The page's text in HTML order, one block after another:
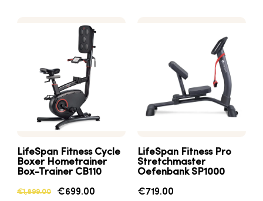
LifeSpan Fitness Cycle
Boxer Hometrainer
Box-Trainer CB110
€1,899.00 €699.00
LifeSpan Fitness Pro
Stretchmaster
Oefenbank SP1000
€719.00